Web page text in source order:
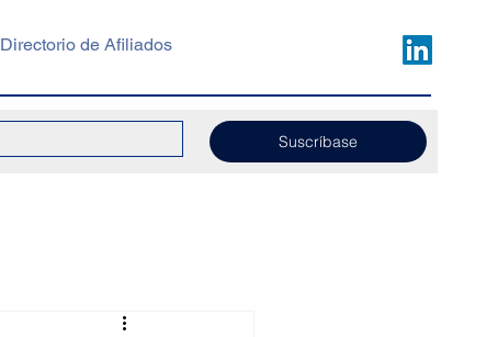
Suscríbase
Directorio de Afiliados